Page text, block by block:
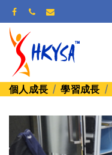
個人成長 學習成長